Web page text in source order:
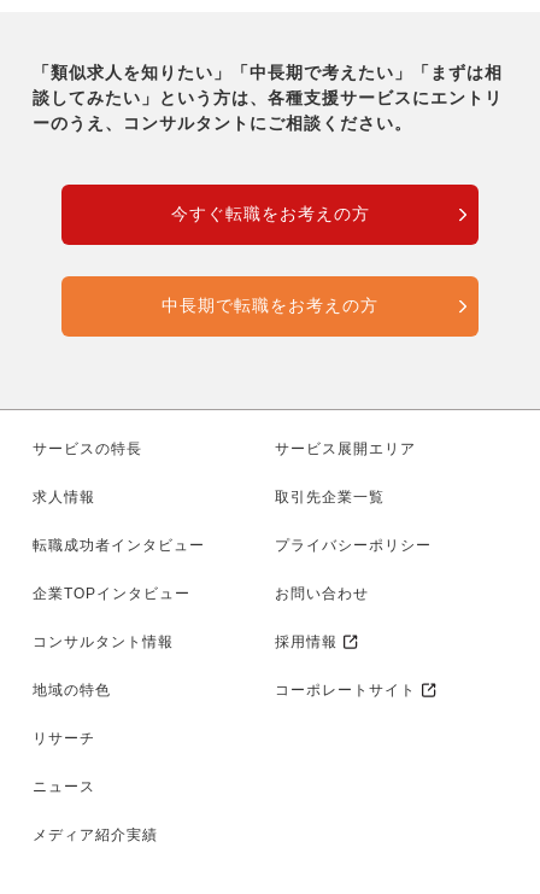
「類似求人を知りたい」「中長期で考えたい」「まずは相
談してみたい」という方は、各種支援サービスにエントリ
ーのうえ、コンサルタントにご相談ください。
今すぐ転職をお考えの方
中長期で転職をお考えの方
サービスの特長
求人情報
転職成功者インタビュー
企業TOPインタビュー
コンサルタント情報
地域の特色
リサーチ
ニュース
メディア紹介実績
サービス展開エリア
取引先企業一覧
プライバシーポリシー
お問い合わせ
採用情報
コーポレートサイト